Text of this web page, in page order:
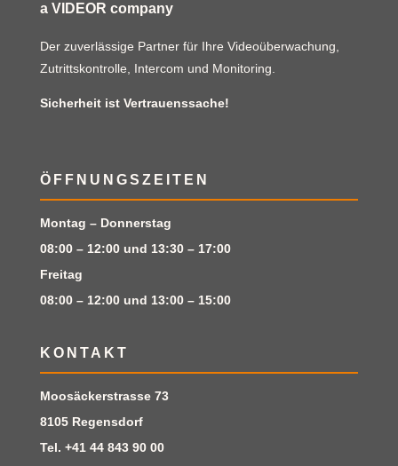
a VIDEOR company
Der zuverlässige Partner für Ihre Videoüberwachung,
Zutrittskontrolle, Intercom und Monitoring.
Sicherheit ist Vertrauenssache!
ÖFFNUNGSZEITEN
Montag – Donnerstag
08:00 – 12:00 und 13:30 – 17:00
Freitag
08:00 – 12:00 und 13:00 – 15:00
KONTAKT
Moosäckerstrasse 73
8105 Regensdorf
Tel. +41 44 843 90 00